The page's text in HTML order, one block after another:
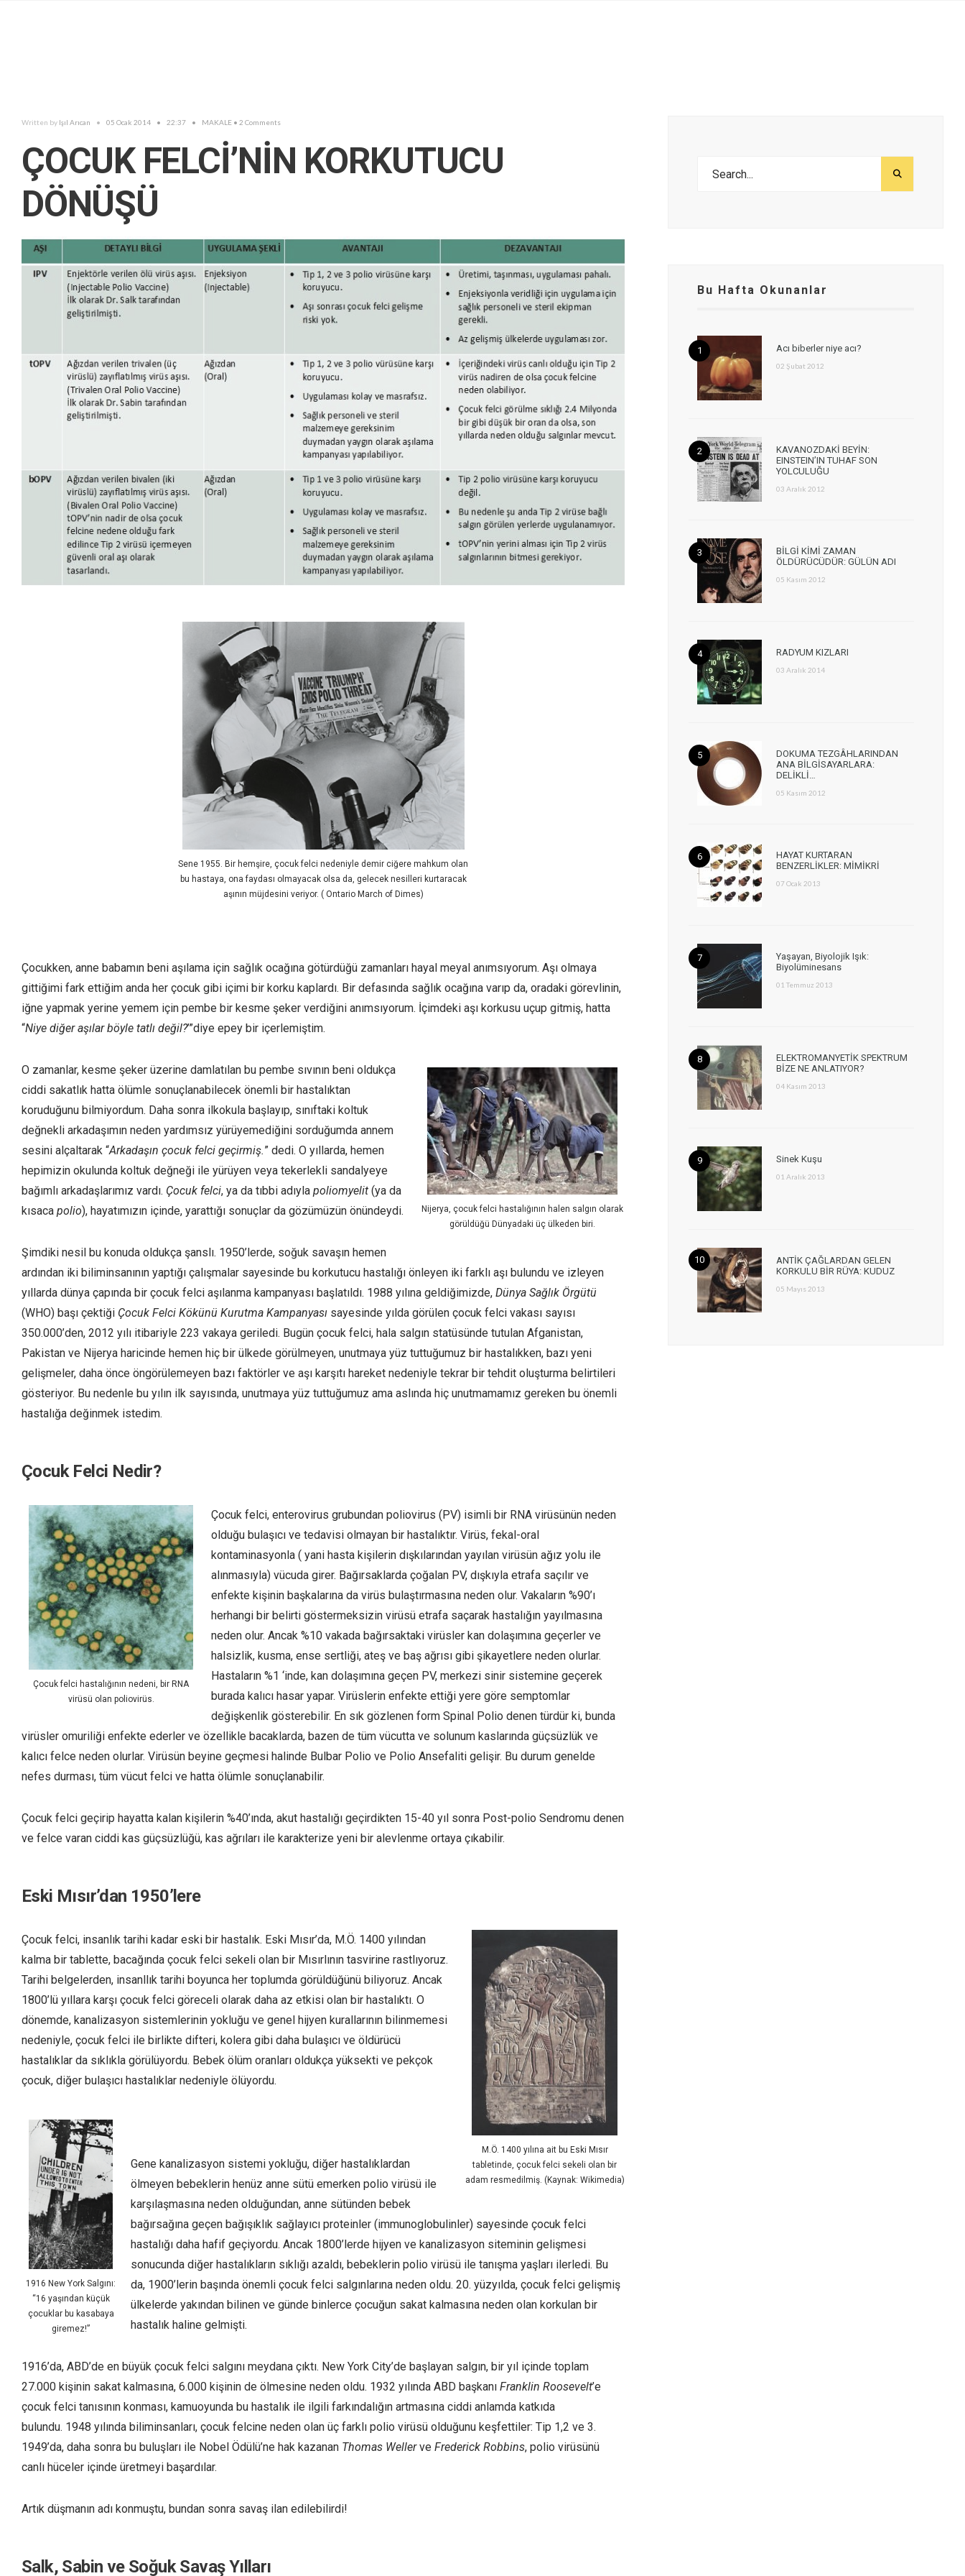
Written by Işıl Arıcan • 05 Ocak 2014 • 22:37 • MAKALE • 2 Comments
ÇOCUK FELCİ’NİN KORKUTUCU
DÖNÜŞÜ
Sene 1955. Bir hemşire, çocuk felci nedeniyle demir ciğere mahkum olan
bu hastaya, ona faydası olmayacak olsa da, gelecek nesilleri kurtaracak
aşının müjdesini veriyor. ( Ontario March of Dimes)
Çocukken, anne babamın beni aşılama için sağlık ocağına götürdüğü zamanları hayal meyal anımsıyorum. Aşı olmaya
gittiğimi fark ettiğim anda her çocuk gibi içimi bir korku kaplardı. Bir defasında sağlık ocağına varıp da, oradaki görevlinin,
iğne yapmak yerine yemem için pembe bir kesme şeker verdiğini anımsıyorum. İçimdeki aşı korkusu uçup gitmiş, hatta
“Niye diğer aşılar böyle tatlı değil?’”diye epey bir içerlemiştim.
Nijerya, çocuk felci hastalığının halen salgın olarak
görüldüğü Dünyadaki üç ülkeden biri.
O zamanlar, kesme şeker üzerine damlatılan bu pembe sıvının beni oldukça
ciddi sakatlık hatta ölümle sonuçlanabilecek önemli bir hastalıktan
koruduğunu bilmiyordum. Daha sonra ilkokula başlayıp, sınıftaki koltuk
değnekli arkadaşımın neden yardımsız yürüyemediğini sorduğumda annem
sesini alçaltarak “Arkadaşın çocuk felci geçirmiş.” dedi. O yıllarda, hemen
hepimizin okulunda koltuk değneği ile yürüyen veya tekerlekli sandalyeye
bağımlı arkadaşlarımız vardı. Çocuk felci, ya da tıbbi adıyla poliomyelit (ya da
kısaca polio), hayatımızın içinde, yarattığı sonuçlar da gözümüzün önündeydi.
Şimdiki nesil bu konuda oldukça şanslı. 1950’lerde, soğuk savaşın hemen
ardından iki biliminsanının yaptığı çalışmalar sayesinde bu korkutucu hastalığı önleyen iki farklı aşı bulundu ve izleyen
yıllarda dünya çapında bir çocuk felci aşılanma kampanyası başlatıldı. 1988 yılına geldiğimizde, Dünya Sağlık Örgütü
(WHO) başı çektiği Çocuk Felci Kökünü Kurutma Kampanyası sayesinde yılda görülen çocuk felci vakası sayısı
350.000’den, 2012 yılı itibariyle 223 vakaya geriledi. Bugün çocuk felci, hala salgın statüsünde tutulan Afganistan,
Pakistan ve Nijerya haricinde hemen hiç bir ülkede görülmeyen, unutmaya yüz tuttuğumuz bir hastalıkken, bazı yeni
gelişmeler, daha önce öngörülemeyen bazı faktörler ve aşı karşıtı hareket nedeniyle tekrar bir tehdit oluşturma belirtileri
gösteriyor. Bu nedenle bu yılın ilk sayısında, unutmaya yüz tuttuğumuz ama aslında hiç unutmamamız gereken bu önemli
hastalığa değinmek istedim.
Çocuk Felci Nedir?
Çocuk felci hastalığının nedeni, bir RNA
virüsü olan poliovirüs.
Çocuk felci, enterovirus grubundan poliovirus (PV) isimli bir RNA virüsünün neden
olduğu bulaşıcı ve tedavisi olmayan bir hastalıktır. Virüs, fekal-oral
kontaminasyonla ( yani hasta kişilerin dışkılarından yayılan virüsün ağız yolu ile
alınmasıyla) vücuda girer. Bağırsaklarda çoğalan PV, dışkıyla etrafa saçılır ve
enfekte kişinin başkalarına da virüs bulaştırmasına neden olur. Vakaların %90’ı
herhangi bir belirti göstermeksizin virüsü etrafa saçarak hastalığın yayılmasına
neden olur. Ancak %10 vakada bağırsaktaki virüsler kan dolaşımına geçerler ve
halsizlik, kusma, ense sertliği, ateş ve baş ağrısı gibi şikayetlere neden olurlar.
Hastaların %1 ‘inde, kan dolaşımına geçen PV, merkezi sinir sistemine geçerek
burada kalıcı hasar yapar. Virüslerin enfekte ettiği yere göre semptomlar
değişkenlik gösterebilir. En sık gözlenen form Spinal Polio denen türdür ki, bunda
virüsler omuriliği enfekte ederler ve özellikle bacaklarda, bazen de tüm vücutta ve solunum kaslarında güçsüzlük ve
kalıcı felce neden olurlar. Virüsün beyine geçmesi halinde Bulbar Polio ve Polio Ansefaliti gelişir. Bu durum genelde
nefes durması, tüm vücut felci ve hatta ölümle sonuçlanabilir.
Çocuk felci geçirip hayatta kalan kişilerin %40’ında, akut hastalığı geçirdikten 15-40 yıl sonra Post-polio Sendromu denen
ve felce varan ciddi kas güçsüzlüğü, kas ağrıları ile karakterize yeni bir alevlenme ortaya çıkabilir.
Eski Mısır’dan 1950’lere
M.Ö. 1400 yılına ait bu Eski Mısır
tabletinde, çocuk felci sekeli olan bir
adam resmedilmiş. (Kaynak: Wikimedia)
Çocuk felci, insanlık tarihi kadar eski bir hastalık. Eski Mısır’da, M.Ö. 1400 yılından
kalma bir tablette, bacağında çocuk felci sekeli olan bir Mısırlının tasvirine rastlıyoruz.
Tarihi belgelerden, insanllık tarihi boyunca her toplumda görüldüğünü biliyoruz. Ancak
1800’lü yıllara karşı çocuk felci göreceli olarak daha az etkisi olan bir hastalıktı. O
dönemde, kanalizasyon sistemlerinin yokluğu ve genel hijyen kurallarının bilinmemesi
nedeniyle, çocuk felci ile birlikte difteri, kolera gibi daha bulaşıcı ve öldürücü
hastalıklar da sıklıkla görülüyordu. Bebek ölüm oranları oldukça yüksekti ve pekçok
çocuk, diğer bulaşıcı hastalıklar nedeniyle ölüyordu.
1916 New York Salgını:
“16 yaşından küçük
çocuklar bu kasabaya
giremez!”
Gene kanalizasyon sistemi yokluğu, diğer hastalıklardan
ölmeyen bebeklerin henüz anne sütü emerken polio virüsü ile
karşılaşmasına neden olduğundan, anne sütünden bebek
bağırsağına geçen bağışıklık sağlayıcı proteinler (immunoglobulinler) sayesinde çocuk felci
hastalığı daha hafif geçiyordu. Ancak 1800’lerde hijyen ve kanalizasyon siteminin gelişmesi
sonucunda diğer hastalıkların sıklığı azaldı, bebeklerin polio virüsü ile tanışma yaşları ilerledi. Bu
da, 1900’lerin başında önemli çocuk felci salgınlarına neden oldu. 20. yüzyılda, çocuk felci gelişmiş
ülkelerde yakından bilinen ve günde binlerce çocuğun sakat kalmasına neden olan korkulan bir
hastalık haline gelmişti.
1916’da, ABD’de en büyük çocuk felci salgını meydana çıktı. New York City’de başlayan salgın, bir yıl içinde toplam
27.000 kişinin sakat kalmasına, 6.000 kişinin de ölmesine neden oldu. 1932 yılında ABD başkanı Franklin Roosevelt’e
çocuk felci tanısının konması, kamuoyunda bu hastalık ile ilgili farkındalığın artmasına ciddi anlamda katkıda
bulundu. 1948 yılında biliminsanları, çocuk felcine neden olan üç farklı polio virüsü olduğunu keşfettiler: Tip 1,2 ve 3.
1949’da, daha sonra bu buluşları ile Nobel Ödülü’ne hak kazanan Thomas Wellerve Frederick Robbins, polio virüsünü
canlı hüceler içinde üretmeyi başardılar.
Artık düşmanın adı konmuştu, bundan sonra savaş ilan edilebilirdi!
Salk, Sabin ve Soğuk Savaş Yılları
Bu Hafta Okunanlar
Acı biberler niye acı?
02 Şubat 2012
KAVANOZDAKİ BEYİN:
EINSTEIN’IN TUHAF SON
YOLCULUĞU
03 Aralık 2012
BİLGİ KİMİ ZAMAN
ÖLDÜRÜCÜDÜR: GÜLÜN ADI
05 Kasım 2012
RADYUM KIZLARI
03 Aralık 2014
DOKUMA TEZGÂHLARINDAN
ANA BİLGİSAYARLARA:
DELİKLİ…
05 Kasım 2012
HAYAT KURTARAN
BENZERLİKLER: MİMİKRİ
07 Ocak 2013
Yaşayan, Biyolojik Işık:
Biyolüminesans
01 Temmuz 2013
ELEKTROMANYETİK SPEKTRUM
BİZE NE ANLATIYOR?
04 Kasım 2013
Sinek Kuşu
01 Aralık 2013
ANTİK ÇAĞLARDAN GELEN
KORKULU BİR RÜYA: KUDUZ
05 Mayıs 2013